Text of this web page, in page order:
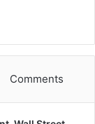
Comments